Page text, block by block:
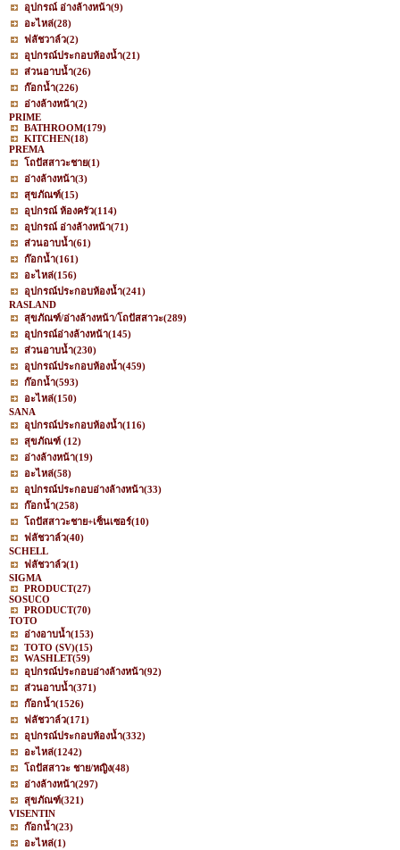
อุปกรณ์ อ่างล้างหน้า(9)
อะไหล่(28)
ฟลัชวาล์ว(2)
อุปกรณ์ประกอบห้องน้ำ(21)
ส่วนอาบน้ำ(26)
ก๊อกน้ำ(226)
อ่างล้างหน้า(2)
PRIME
BATHROOM(179)
KITCHEN(18)
PREMA
โถปัสสาวะชาย(1)
อ่างล้างหน้า(3)
สุขภัณฑ์(15)
อุปกรณ์ ห้องครัว(114)
อุปกรณ์ อ่างล้างหน้า(71)
ส่วนอาบน้ำ(61)
ก๊อกน้ำ(161)
อะไหล่(156)
อุปกรณ์ประกอบห้องน้ำ(241)
RASLAND
สุขภัณฑ์/อ่างล้างหน้า/โถปัสสาวะ(289)
อุปกรณ์อ่างล้างหน้า(145)
ส่วนอาบน้ำ(230)
อุปกรณ์ประกอบห้องน้ำ(459)
ก๊อกน้ำ(593)
อะไหล่(150)
SANA
อุปกรณ์ประกอบห้องน้ำ(116)
สุขภัณฑ์ (12)
อ่างล้างหน้า(19)
อะไหล่(58)
อุปกรณ์ประกอบอ่างล้างหน้า(33)
ก๊อกน้ำ(258)
โถปัสสาวะชาย+เซ็นเซอร์(10)
ฟลัชวาล์ว(40)
SCHELL
ฟลัชวาล์ว(1)
SIGMA
PRODUCT(27)
SOSUCO
PRODUCT(70)
TOTO
อ่างอาบน้ำ(153)
TOTO (SV)(15)
WASHLET(59)
อุปกรณ์ประกอบอ่างล้างหน้า(92)
ส่วนอาบน้ำ(371)
ก๊อกน้ำ(1526)
ฟลัชวาล์ว(171)
อุปกรณ์ประกอบห้องน้ำ(332)
อะไหล่(1242)
โถปัสสาวะ ชาย/หญิง(48)
อ่างล้างหน้า(297)
สุขภัณฑ์(321)
VISENTIN
ก๊อกน้ำ(23)
อะไหล่(1)